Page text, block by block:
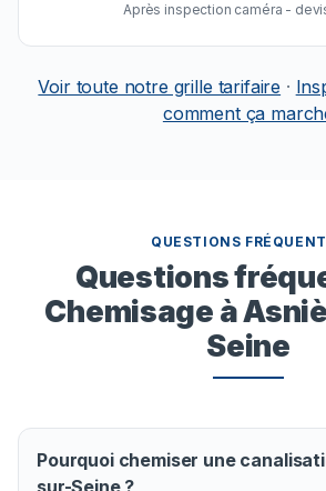
Après inspection caméra -
Voir toute notre grille tarifaire ·
comment ça
QUESTIONS
Questions
Chemisage à
Seine
Pourquoi chemiser une
sur-Seine ?